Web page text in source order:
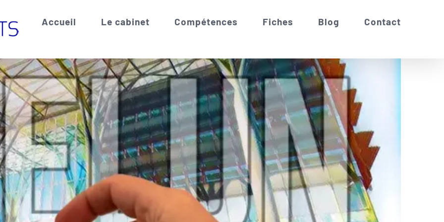
Accueil Le cabinet Compétences Fiches Blog Contact